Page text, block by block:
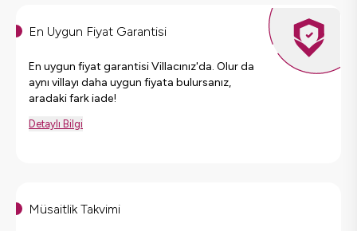
En Uygun Fiyat Garantisi
En uygun fiyat garantisi Villacınız'da. Olur da
aynı villayı daha uygun fiyata bulursanız,
aradaki fark iade!
Detaylı Bilgi
Müsaitlik Takvimi